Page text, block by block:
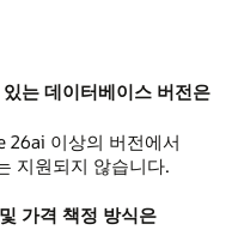
는 데이터베이스 버전은
26ai 이상의 버전에서
지원되지 않습니다.
가격 책정 방식은